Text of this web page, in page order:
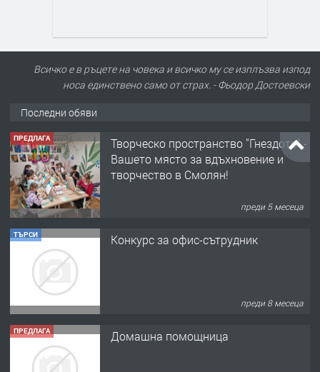
Всичко е в ръцете на човека и всичко му се изплъзва изпод
носа единствено само от страх. - Фьодор Достоевски
Последни обяви
ПРЕДЛАГА
Творческо пространство "Гнездото" -
Вашето място за вдъхновение и
творчество в Смолян!
преди 5 месеца
ТЪРСИ Конкурс за офис-сътрудник
преди 8 месеца
ПРЕДЛАГА Домашна помощница